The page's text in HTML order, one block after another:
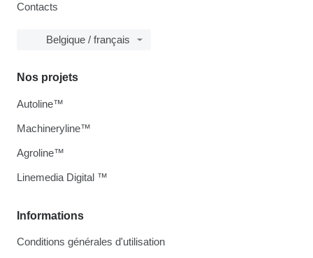
Contacts
Belgique / français
Informations
Conditions générales d'utilisation
Nos projets
Autoline™
Machineryline™
Agroline™
Linemedia Digital ™